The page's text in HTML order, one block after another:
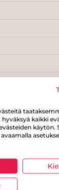
Jaa tuote
kaikki
käytön.